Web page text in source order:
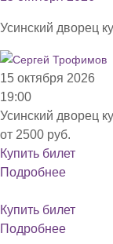
Усинский дворец
15 октября 2026
19:00
Усинский дворец
от 2500 руб.
Купить билет
Подробнее
Купить билет
Подробнее